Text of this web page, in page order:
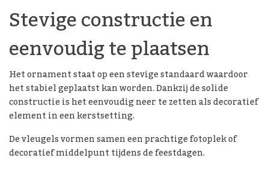
Stevige constructie en
eenvoudig te plaatsen
Het ornament staat op een stevige standaard waardoor
het stabiel geplaatst kan worden. Dankzij de solide
constructie is het eenvoudig neer te zetten als decoratief
element in een kerstsetting.
De vleugels vormen samen een prachtige fotoplek of
decoratief middelpunt tijdens de feestdagen.